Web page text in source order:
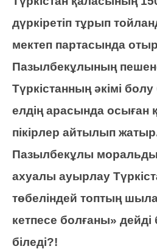
дүркіретіп тұрып
мектеп партасында
Пазылбекұлының
Түркістанның әкімі
елдің арасында осыған
пікірлер айтылып
Пазылбекұлы
ахуалы ауырлау
төбеліндей топтың
кетпесе болғаны» дейді
біледі?!